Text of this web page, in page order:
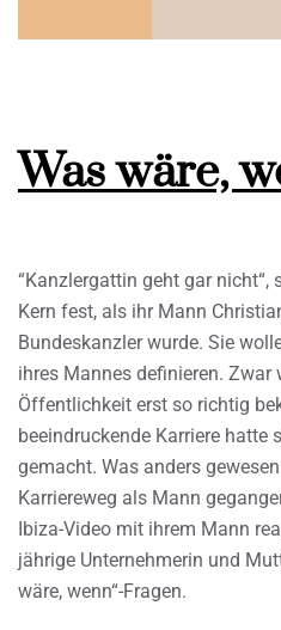
Was wäre,
“Kanzlergattin geht gar nicht“,
Kern fest, als ihr Mann
Bundeskanzler wurde. Sie
ihres Mannes definieren. Zwar
Öffentlichkeit erst so richtig
beeindruckende Karriere hatte
gemacht. Was anders
Karriereweg als Mann
Ibiza-Video mit ihrem Mann
jährige Unternehmerin und
wäre, wenn“-Fragen.